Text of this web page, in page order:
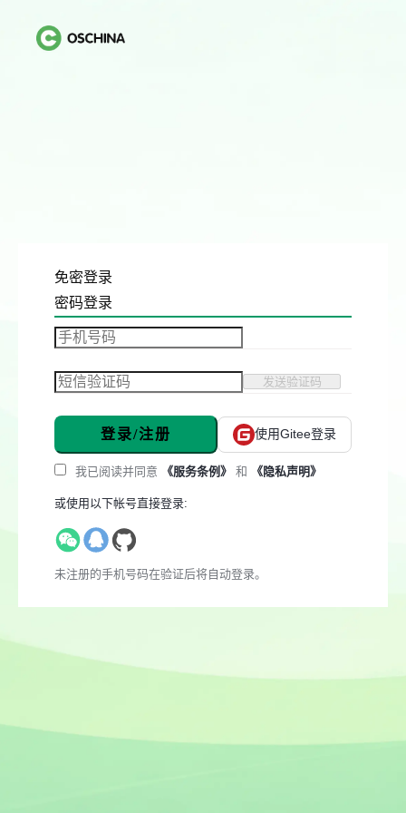
免密登录
密码登录
发送验证码
登录/注册 使用Gitee登录
我已阅读并同意 《服务条例》 和 《隐私声明》
或使用以下帐号直接登录:
未注册的手机号码在验证后将自动登录。